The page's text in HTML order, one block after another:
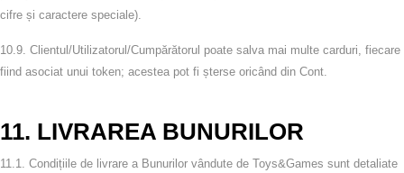
cifre și caractere speciale).
10.9. Clientul/Utilizatorul/Cumpărătorul poate salva mai multe carduri, fiecare
fiind asociat unui token; acestea pot fi șterse oricând din Cont.
11. LIVRAREA BUNURILOR
11.1.
Condițiile de livrare a Bunurilor vândute de Toys&Games sunt detaliate